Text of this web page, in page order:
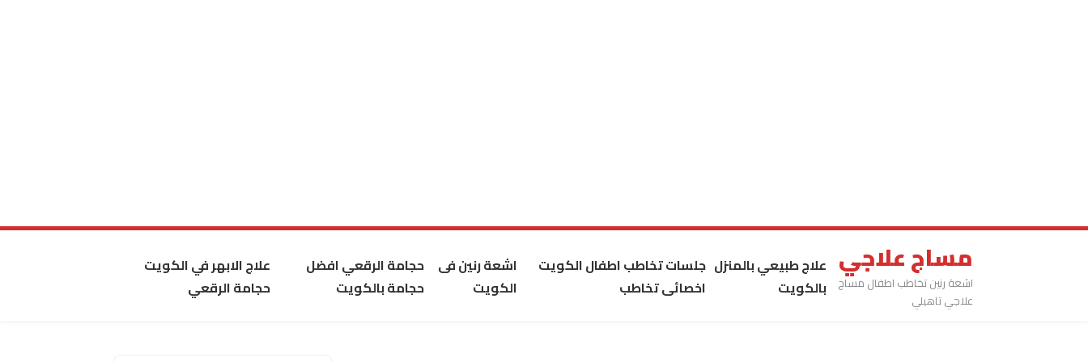
مساج علاجي
اشعة رنين تخاطب اطفال مساج
علاجي تاهيلي
علاج طبيعي بالمنزل
بالكويت
جلسات تخاطب اطفال الكويت
اخصائى تخاطب
اشعة رنين فى
الكويت
حجامة الرقعي افضل
حجامة بالكويت
علاج الابهر في الكويت
حجامة الرقعي